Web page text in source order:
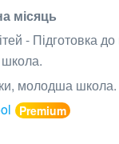
місяць
- Підготовка
молодша школа.